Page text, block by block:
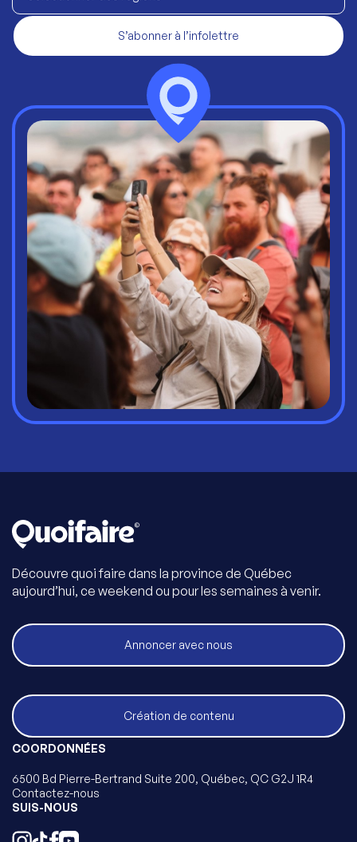
S’abonner à l’infolettre
Découvre quoi faire dans la province de Québec
aujourd’hui, ce weekend ou pour les semaines à venir.
Annoncer avec nous
Création de contenu
COORDONNÉES
6500 Bd Pierre-Bertrand Suite 200, Québec, QC G2J 1R4
Contactez-nous
SUIS-NOUS